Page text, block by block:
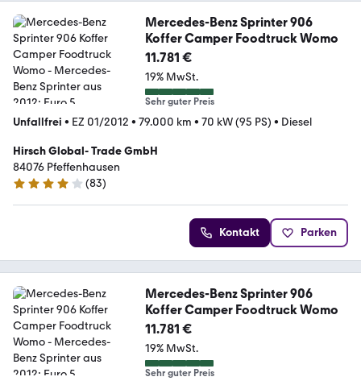
Mercedes-Benz Sprinter 906
Koffer Camper Foodtruck Womo
11.781 €
19% MwSt.
Sehr guter Preis
Unfallfrei • EZ 01/2012 • 79.000 km • 70 kW (95 PS) • Diesel
Hirsch Global- Trade GmbH
84076 Pfeffenhausen
4.2 Sterne
(83)
Kontakt Parken
Mercedes-Benz Sprinter 906
Koffer Camper Foodtruck Womo
11.781 €
19% MwSt.
Sehr guter Preis